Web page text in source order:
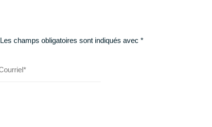
Les champs obligatoires sont indiqués avec *